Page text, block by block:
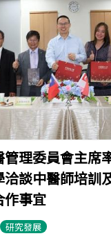
(研究成果)
管理委員會主席
洽談中醫師培訓
作事宜
研究發展